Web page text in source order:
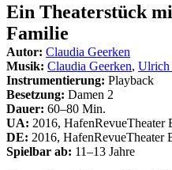
Ein Theaterstück
Familie
Autor: Claudia Geerken
Musik: Claudia Geerken, Ulrich
Instrumentierung: Playback
Besetzung: Damen 2
Dauer: 60–80 Min.
UA: 2016, HafenRevueTheater
DE: 2016, HafenRevueTheater
Spielbar ab: 11–13 Jahre